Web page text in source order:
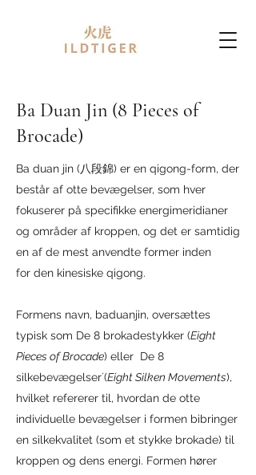
Ba Duan Jin (8 Pieces of
Brocade)
Ba duan jin (八段錦) er en qigong-form, der
består af otte bevægelser, som hver
fokuserer på specifikke energimeridianer
og områder af kroppen, og det er samtidig
en af de mest anvendte former inden
for den kinesiske qigong.
Formens navn, baduanjin, oversættes
typisk som De 8 brokadestykker (Eight
Pieces of Brocade) eller De 8
silkebevægelser´(Eight Silken Movements),
hvilket refererer til, hvordan de otte
individuelle bevægelser i formen bibringer
en silkekvalitet (som et stykke brokade) til
kroppen og dens energi. Formen hører